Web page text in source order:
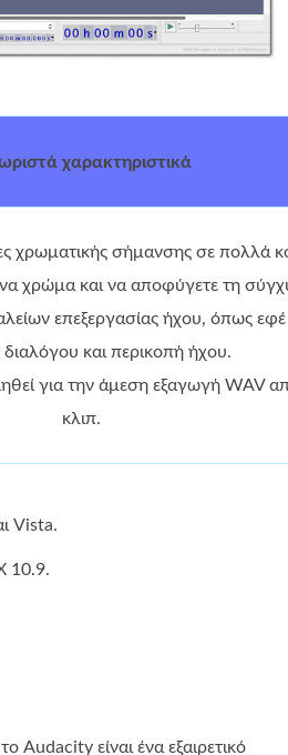
χαρακτηριστικά
χρωματικής σήμανσης σε πολλά
χρώμα και να αποφύγετε τη
επεξεργασίας ήχου, όπως
διαλόγου και περικοπή ήχου.
για την άμεση εξαγωγή WAV
κλιπ.
Vista.
10.9.
είναι ένα εξαιρετικό